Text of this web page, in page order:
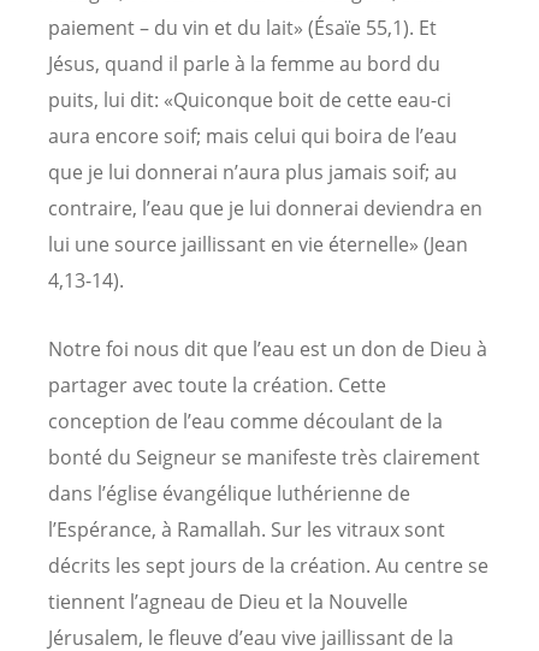
paiement – du vin et du lait» (Ésaïe 55,1). Et
Jésus, quand il parle à la femme au bord du
puits, lui dit: «Quiconque boit de cette eau-ci
aura encore soif; mais celui qui boira de l’eau
que je lui donnerai n’aura plus jamais soif; au
contraire, l’eau que je lui donnerai deviendra en
lui une source jaillissant en vie éternelle» (Jean
4,13-14).
Notre foi nous dit que l’eau est un don de Dieu à
partager avec toute la création. Cette
conception de l’eau comme découlant de la
bonté du Seigneur se manifeste très clairement
dans l’église évangélique luthérienne de
l’Espérance, à Ramallah. Sur les vitraux sont
décrits les sept jours de la création. Au centre se
tiennent l’agneau de Dieu et la Nouvelle
Jérusalem, le fleuve d’eau vive jaillissant de la